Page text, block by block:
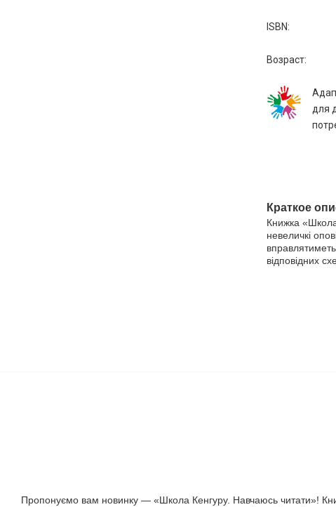
ISBN:
Возраст:
для
Краткое
Книжка
невеличкі
відповідних
Пропонуємо вам новинку — «Школа Кенгуру. Навчаюсь читати»!